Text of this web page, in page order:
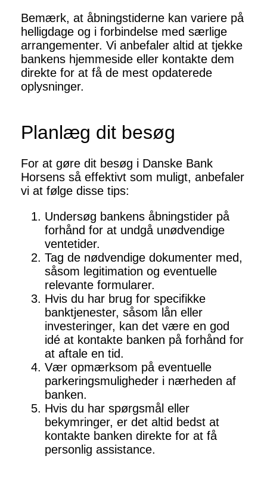
Bemærk, at åbningstiderne kan variere på
helligdage og i forbindelse med særlige
arrangementer. Vi anbefaler altid at tjekke
bankens hjemmeside eller kontakte dem
direkte for at få de mest opdaterede
oplysninger.
Planlæg dit besøg
For at gøre dit besøg i Danske Bank
Horsens så effektivt som muligt, anbefaler
vi at følge disse tips:
Undersøg bankens åbningstider på
forhånd for at undgå unødvendige
ventetider.
Tag de nødvendige dokumenter med,
såsom legitimation og eventuelle
relevante formularer.
Hvis du har brug for specifikke
banktjenester, såsom lån eller
investeringer, kan det være en god
idé at kontakte banken på forhånd for
at aftale en tid.
Vær opmærksom på eventuelle
parkeringsmuligheder i nærheden af
banken.
Hvis du har spørgsmål eller
bekymringer, er det altid bedst at
kontakte banken direkte for at få
personlig assistance.